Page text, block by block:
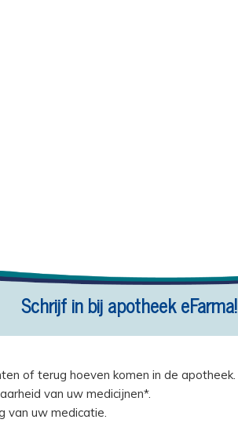
Schrijf in bij apotheek eFarma!
of terug hoeven komen in de apotheek.
van uw medicijnen*.
van uw medicatie.